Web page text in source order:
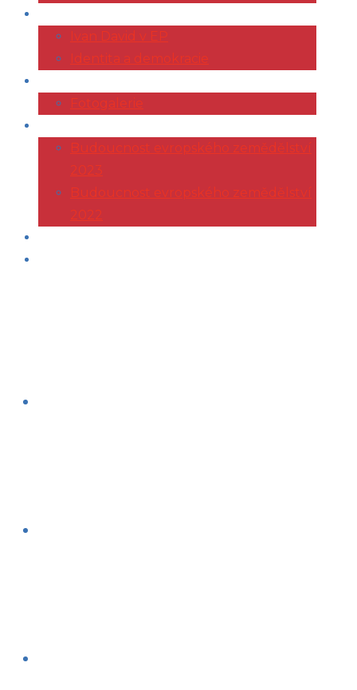
Ivan David v EP
Identita a demokracie
Fotogalerie
Budoucnost evropského zemědělství
2023
Budoucnost evropského zemědělství
2022